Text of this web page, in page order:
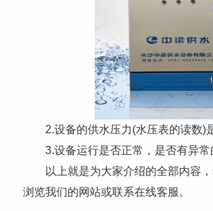
2.设备的供水压力(水压表的读数)是
3.设备运行是否正常，是否有异常
以上就是为大家介绍的全部内容，
浏览我们的网站或联系在线客服。